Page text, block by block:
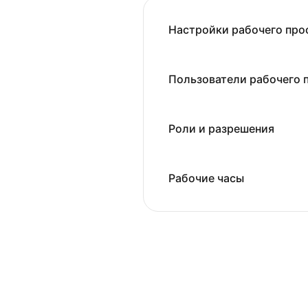
Настройки рабочего
Пользователи рабочего
Роли и разрешения
Рабочие часы